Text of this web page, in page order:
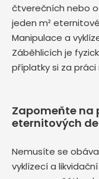
čtverečních nebo
jeden m²
Manipulace a
Záběhlicích je
příplatky si za
Zapomeňte na
eternitových
Nemusíte se
vyklízecí a